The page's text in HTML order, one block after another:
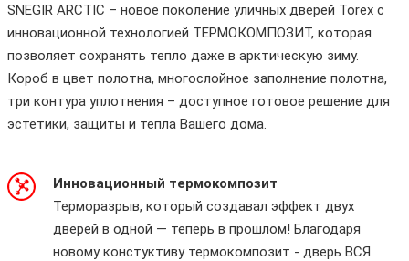
SNEGIR ARCTIC – новое поколение уличных дверей Torex с
инновационной технологией ТЕРМОКОМПОЗИТ, которая
позволяет сохранять тепло даже в арктическую зиму.
Короб в цвет полотна, многослойное заполнение полотна,
три контура уплотнения – доступное готовое решение для
эстетики, защиты и тепла Вашего дома.
Инновационный термокомпозит
Терморазрыв, который создавал эффект двух
дверей в одной — теперь в прошлом! Благодаря
новому констуктиву термокомпозит - дверь ВСЯ